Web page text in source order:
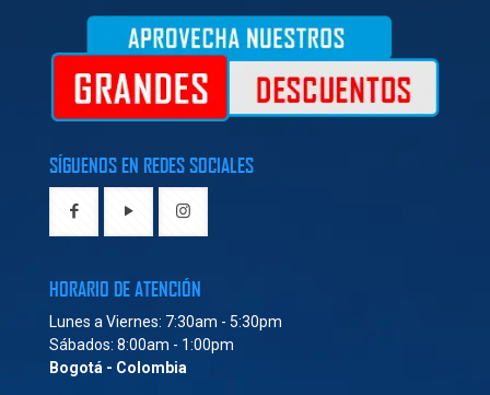
SÍGUENOS EN REDES SOCIALES
HORARIO DE ATENCIÓN
Lunes a Viernes: 7:30am - 5:30pm
Sábados: 8:00am - 1:00pm
Bogotá - Colombia